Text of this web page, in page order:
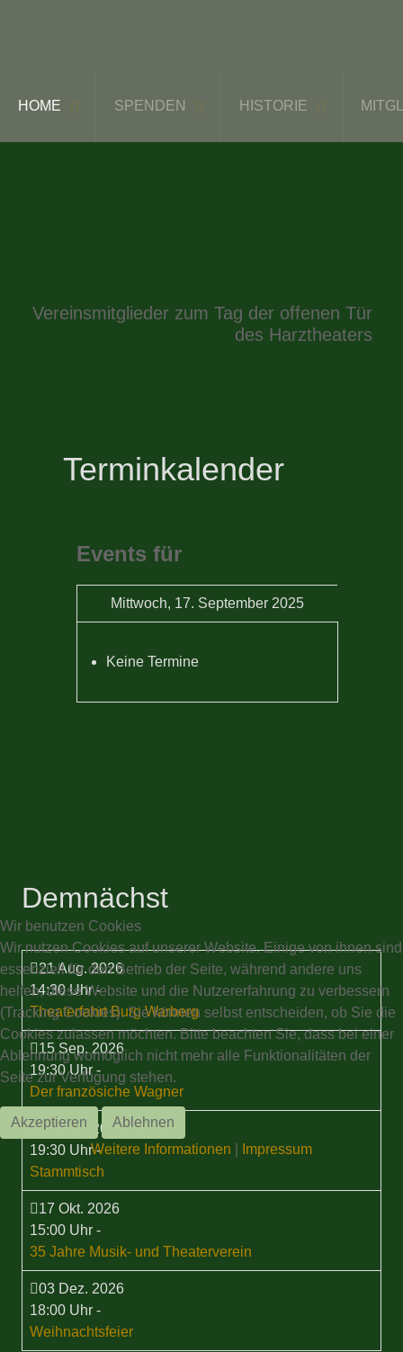
HOME SPENDEN HISTORIE
Vereinsmitglieder zum Tag der offenen Tür
des Harztheaters
Terminkalender
Events für
Mittwoch, 17. September 2025
Keine Termine
Demnächst
21 Aug. 2026
14:30 Uhr-
Theaterfahrt Burg Warberg
15 Sep. 2026
19:30 Uhr -
Der französiche Wagner
17 Sep. 2026
19:30 Uhr-
Stammtisch
17 Okt. 2026
15:00 Uhr -
35 Jahre Musik- und Theaterverein
03 Dez. 2026
18:00 Uhr -
Weihnachtsfeier
Wir benutzen Cookies
Wir nutzen Cookies auf unserer Website. Einige von ihnen sind
essenziell für den Betrieb der Seite, während andere uns
helfen, diese Website und die Nutzererfahrung zu verbessern
(Tracking Cookies). Sie können selbst entscheiden, ob Sie die
Cookies zulassen möchten. Bitte beachten Sie, dass bei einer
Ablehnung womöglich nicht mehr alle Funktionalitäten der
Seite zur Verfügung stehen.
Akzeptieren
Ablehnen
Weitere Informationen
Impressum